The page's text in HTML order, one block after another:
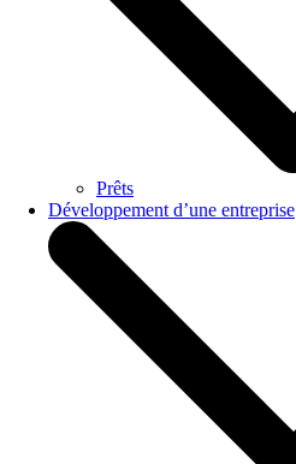
Prêts
Développement d’une entreprise